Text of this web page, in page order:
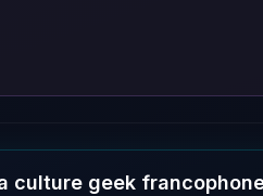
culture geek